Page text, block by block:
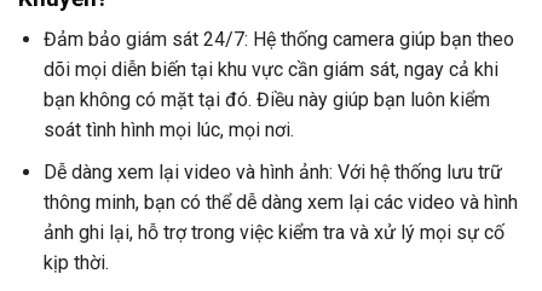
Đảm bảo giám sát 24/7: Hệ thống camera giúp bạn theo
dõi mọi diễn biến tại khu vực cần giám sát, ngay cả khi
bạn không có mặt tại đó. Điều này giúp bạn luôn kiểm
soát tình hình mọi lúc, mọi nơi.
Dễ dàng xem lại video và hình ảnh: Với hệ thống lưu trữ
thông minh, bạn có thể dễ dàng xem lại các video và hình
ảnh ghi lại, hỗ trợ trong việc kiểm tra và xử lý mọi sự cố
kịp thời.